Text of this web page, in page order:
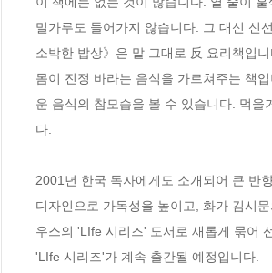
밀가루도 들어가지 않습니다. 그 대신 신
소박한 밥상》은 말 그대로 反 요리책입
몸이 진정 바라는 음식을 가르쳐주는 책
운 음식의 참모습을 볼 수 있습니다. 먹
다.
2001년 한국 독자에게도 소개되어 큰 반
디자인으로 가독성을 높이고, 화가 김시
우스의 'LIfe 시리즈' 도서로 새롭게 묶어
'LIfe 시리즈'가 계속 출간될 예정입니다.